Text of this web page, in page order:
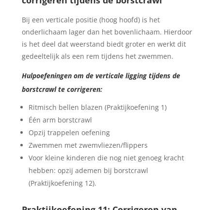
Bij een verticale positie (hoog hoofd) is het
onderlichaam lager dan het bovenlichaam. Hierdoor
is het deel dat weerstand biedt groter en werkt dit
gedeeltelijk als een rem tijdens het zwemmen.
Hulpoefeningen om de verticale ligging tijdens de
borstcrawl te corrigeren:
Ritmisch bellen blazen (Praktijkoefening 1)
Één arm borstcrawl
Opzij trappelen oefening
Zwemmen met zwemvliezen/flippers
Voor kleine kinderen die nog niet genoeg kracht
hebben: opzij ademen bij borstcrawl
(Praktijkoefening 12).